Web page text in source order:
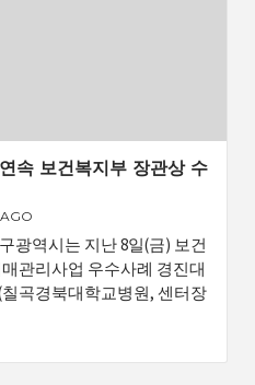
속 보건복지부 장관상 수
광역시는 지난 8일(금) 보건
관리사업 우수사례 경진대
곡경북대학교병원, 센터장